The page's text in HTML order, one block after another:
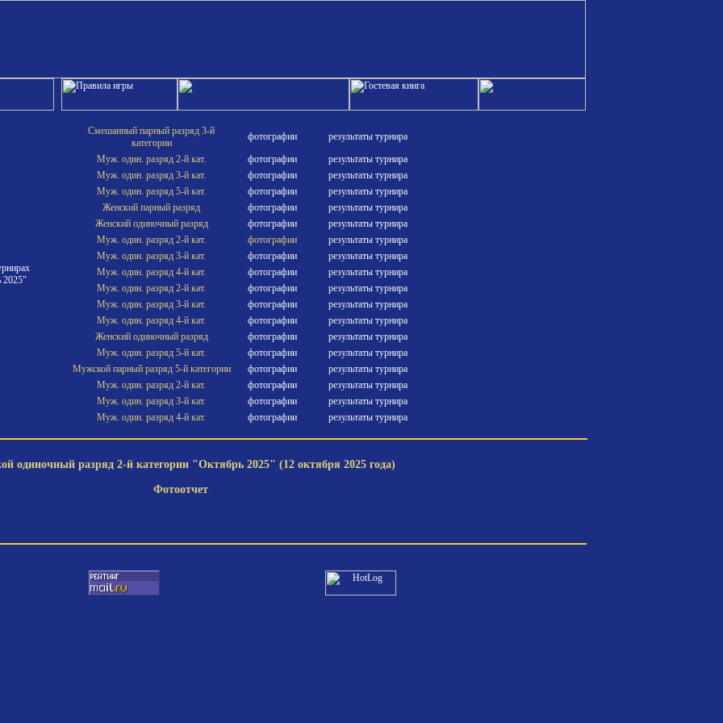
2025"
Смешанный парный разряд 3-й
категории
фотографии
результаты турнира
Муж. один. разряд 2-й кат.
фотографии
результаты турнира
Муж. один. разряд 3-й кат.
фотографии
результаты турнира
Муж. один. разряд 5-й кат.
фотографии
результаты турнира
Женский парный разряд
фотографии
результаты турнира
Женский одиночный разряд
фотографии
результаты турнира
Муж. один. разряд 2-й кат.
фотографии
результаты турнира
Муж. один. разряд 3-й кат.
фотографии
результаты турнира
Муж. один. разряд 4-й кат.
фотографии
результаты турнира
Муж. один. разряд 2-й кат.
фотографии
результаты турнира
Муж. один. разряд 3-й кат.
фотографии
результаты турнира
Муж. один. разряд 4-й кат.
фотографии
результаты турнира
Женский одиночный разряд
фотографии
результаты турнира
Муж. один. разряд 5-й кат.
фотографии
результаты турнира
Мужской парный разряд 5-й категории
фотографии
результаты турнира
Муж. один. разряд 2-й кат.
фотографии
результаты турнира
Муж. один. разряд 3-й кат.
фотографии
результаты турнира
Муж. один. разряд 4-й кат.
фотографии результаты турнира
одиночный разряд 2-й категории "Октябрь 2025" (12 октября 2025 года)
Фотоотчет